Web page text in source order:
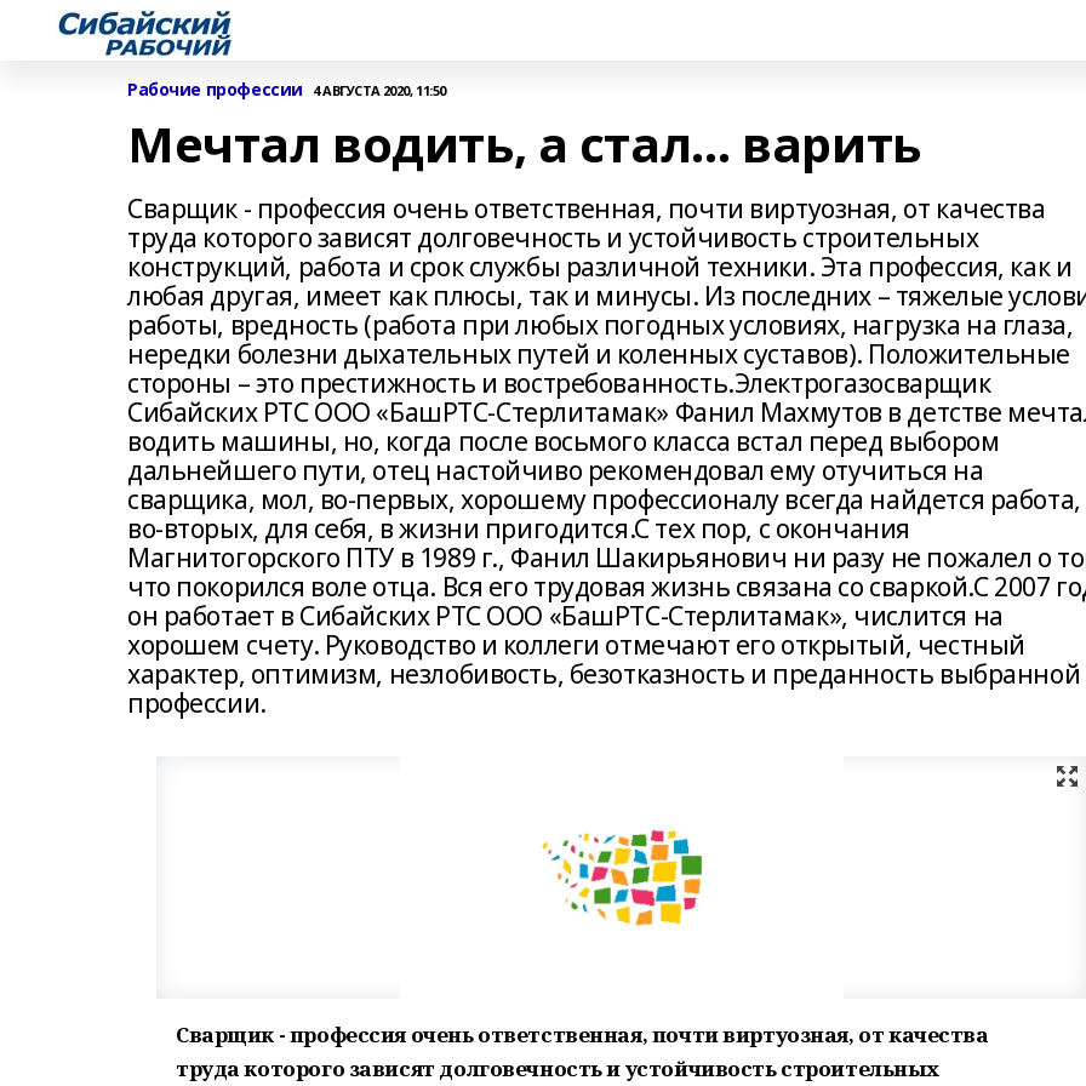
Рабочие профессии 4 АВГУСТА 2020, 11:50
Мечтал водить, а стал… варить
Сварщик - профессия очень ответственная, почти виртуозная, от качества
труда которого зависят долговечность и устойчивость строительных
конструкций, работа и срок службы различной техники. Эта профессия, как и
любая другая, имеет как плюсы, так и минусы. Из последних – тяжелые
работы, вредность (работа при любых погодных условиях, нагрузка на глаза,
нередки болезни дыхательных путей и коленных суставов). Положительные
стороны – это престижность и востребованность.Электрогазосварщик
Сибайских РТС ООО «БашРТС-Стерлитамак» Фанил Махмутов в детстве
водить машины, но, когда после восьмого класса встал перед выбором
дальнейшего пути, отец настойчиво рекомендовал ему отучиться на
сварщика, мол, во-первых, хорошему профессионалу всегда найдется работа,
во-вторых, для себя, в жизни пригодится.С тех пор, с окончания
Магнитогорского ПТУ в 1989 г., Фанил Шакирьянович ни разу не пожалел о
что покорился воле отца. Вся его трудовая жизнь связана со сваркой.С 2007
он работает в Сибайских РТС ООО «БашРТС-Стерлитамак», числится на
хорошем счету. Руководство и коллеги отмечают его открытый, честный
характер, оптимизм, незлобивость, безотказность и преданность выбранной
профессии.
Сварщик - профессия очень ответственная, почти виртуозная, от качества
труда которого зависят долговечность и устойчивость строительных